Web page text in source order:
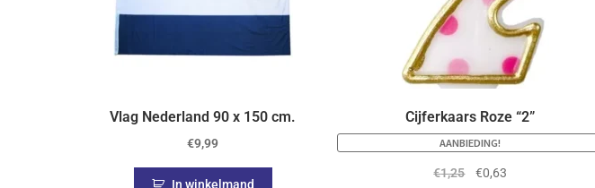
Vlag Nederland 90 x 150 cm.
€9,99
In winkelmand
Cijferkaars Roze “2”
AANBIEDING!
€1,25 €0,63